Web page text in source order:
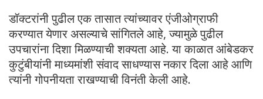
डॉक्टरांनी पुढील एक तासात त्यांच्यावर एंजीओग्राफी
करण्यात येणार असल्याचे सांगितले आहे, ज्यामुळे पुढील
उपचारांना दिशा मिळण्याची शक्यता आहे. या काळात आंबेडकर
कुटुंबीयांनी माध्यमांशी संवाद साधण्यास नकार दिला आहे आणि
त्यांनी गोपनीयता राखण्याची विनंती केली आहे.